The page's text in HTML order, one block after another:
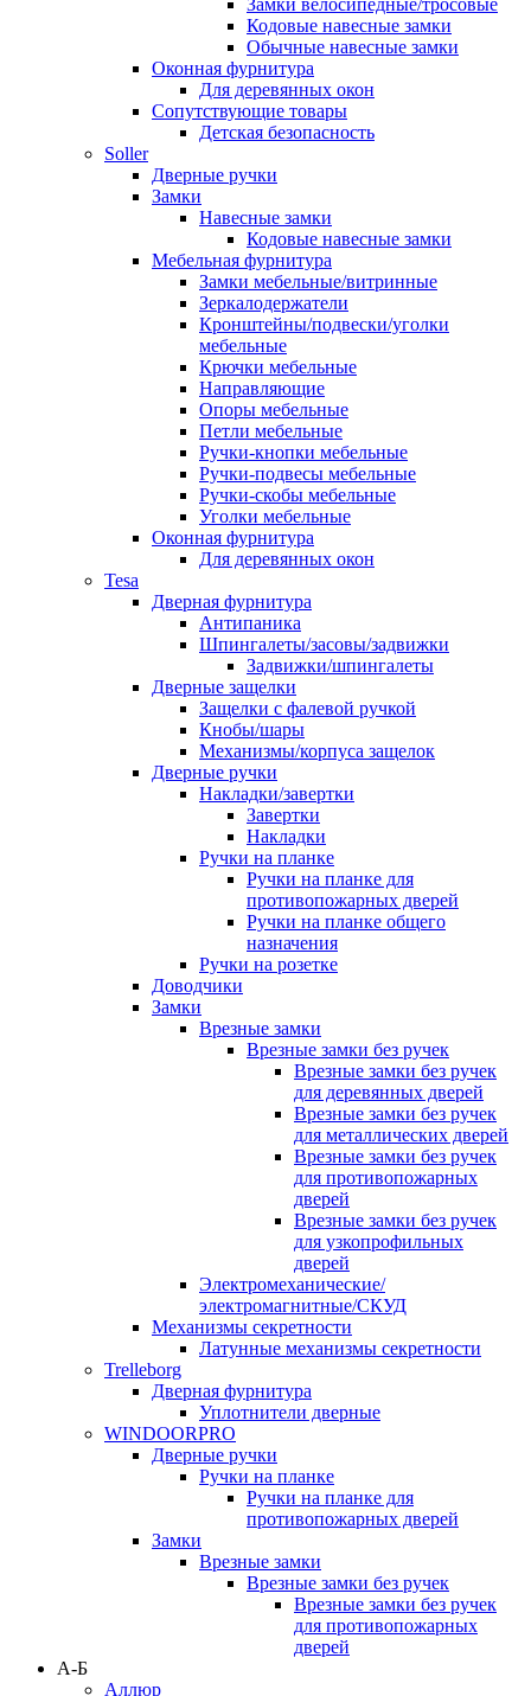
Замки велосипедные/тросовые
Кодовые навесные замки
Обычные навесные замки
Оконная фурнитура
Для деревянных окон
Сопутствующие товары
Детская безопасность
Soller
Дверные ручки
Замки
Навесные замки
Кодовые навесные замки
Мебельная фурнитура
Замки мебельные/витринные
Зеркалодержатели
Кронштейны/подвески/уголки
мебельные
Крючки мебельные
Направляющие
Опоры мебельные
Петли мебельные
Ручки-кнопки мебельные
Ручки-подвесы мебельные
Ручки-скобы мебельные
Уголки мебельные
Оконная фурнитура
Для деревянных окон
Tesa
Дверная фурнитура
Антипаника
Шпингалеты/засовы/задвижки
Задвижки/шпингалеты
Дверные защелки
Защелки с фалевой ручкой
Кнобы/шары
Механизмы/корпуса защелок
Дверные ручки
Накладки/завертки
Завертки
Накладки
Ручки на планке
Ручки на планке для
противопожарных дверей
Ручки на планке общего
назначения
Ручки на розетке
Доводчики
Замки
Врезные замки
Врезные замки без ручек
Врезные замки без ручек
для деревянных дверей
Врезные замки без ручек
для металлических дверей
Врезные замки без ручек
для противопожарных
дверей
Врезные замки без ручек
для узкопрофильных
дверей
Электромеханические/
электромагнитные/СКУД
Механизмы секретности
Латунные механизмы секретности
Trelleborg
Дверная фурнитура
Уплотнители дверные
WINDOORPRO
Дверные ручки
Ручки на планке
Ручки на планке для
противопожарных дверей
Замки
Врезные замки
Врезные замки без ручек
Врезные замки без ручек
для противопожарных
дверей
А-Б
Аллюр